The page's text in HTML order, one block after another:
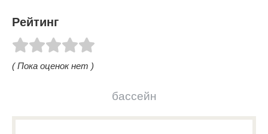
Рейтинг
( Пока оценок нет )
бассейн